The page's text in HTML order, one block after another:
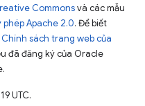
Commonsvà các mẫu
phép Apache 2.0. Để biết
Chính sách trang web của
đã đăng ký của Oracle
UTC.